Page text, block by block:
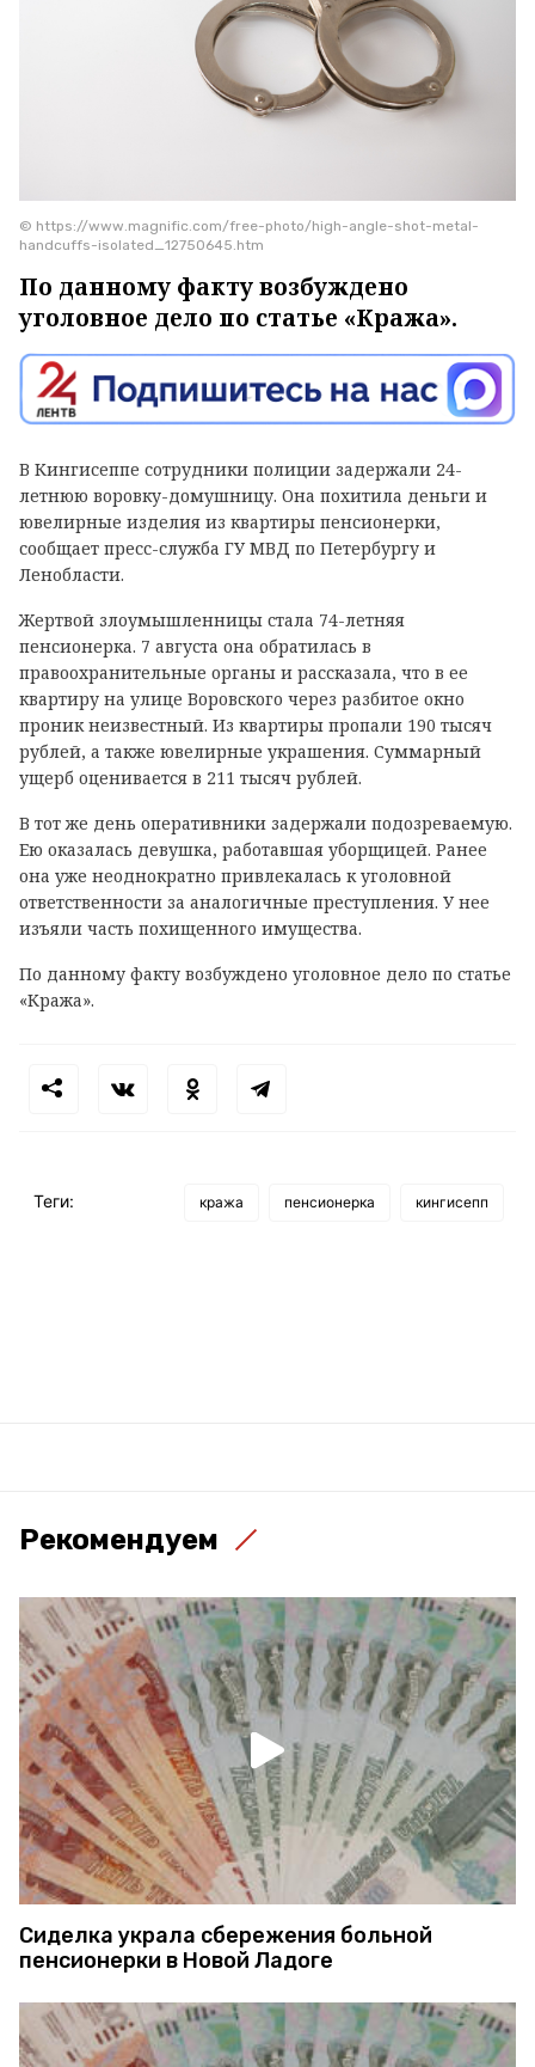
© https://www.magnific.com/free-photo/high-angle-shot-metal-
handcuffs-isolated_12750645.htm
По данному факту возбуждено
уголовное дело по статье «Кража».
В Кингисеппе сотрудники полиции задержали 24-
летнюю воровку-домушницу. Она похитила деньги и
ювелирные изделия из квартиры пенсионерки,
сообщает пресс-служба ГУ МВД по Петербургу и
Ленобласти.
Жертвой злоумышленницы стала 74-летняя
пенсионерка. 7 августа она обратилась в
правоохранительные органы и рассказала, что в ее
квартиру на улице Воровского через разбитое окно
проник неизвестный. Из квартиры пропали 190 тысяч
рублей, а также ювелирные украшения. Суммарный
ущерб оценивается в 211 тысяч рублей.
В тот же день оперативники задержали подозреваемую.
Ею оказалась девушка, работавшая уборщицей. Ранее
она уже неоднократно привлекалась к уголовной
ответственности за аналогичные преступления. У нее
изъяли часть похищенного имущества.
По данному факту возбуждено уголовное дело по статье
«Кража».
Теги: кража пенсионерка кингисепп
Рекомендуем
Сиделка украла сбережения больной
пенсионерки в Новой Ладоге